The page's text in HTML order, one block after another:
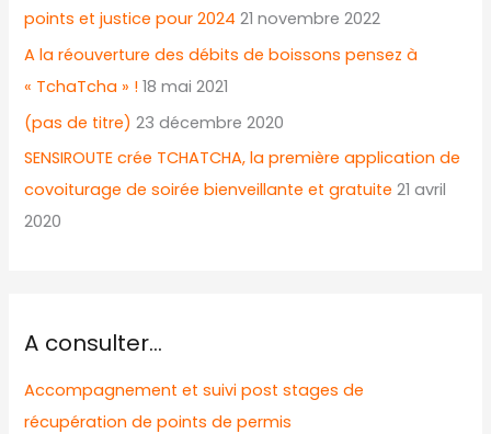
points et justice pour 2024 21 novembre 2022
A la réouverture des débits de boissons pensez à
« TchaTcha » ! 18 mai 2021
(pas de titre) 23 décembre 2020
SENSIROUTE crée TCHATCHA, la première application de
covoiturage de soirée bienveillante et gratuite 21 avril
2020
A consulter…
Accompagnement et suivi post stages de
récupération de points de permis